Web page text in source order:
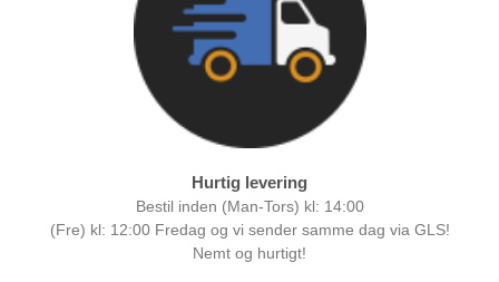
Hurtig levering
Bestil inden (Man-Tors) kl: 14:00
(Fre) kl: 12:00 Fredag og vi sender samme dag via GLS!
Nemt og hurtigt!